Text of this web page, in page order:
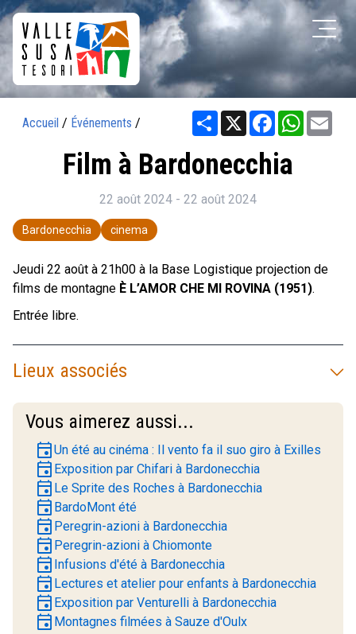
Accueil / Événements / Share X Facebook
Film à Bardonecchia
22 août 2024 - 22 août 2024
Bardonecchia cinema
Jeudi 22 août à 21h00 à la Base Logistique projection de
films de montagne È L’AMOR CHE MI ROVINA (1951).
Entrée libre.
Lieux associés
Vous aimerez aussi...
eventUn été au cinéma : Il vento fa il suo giro à Exilles
event Exposition par Chifari à Bardonecchia
event Le Sprite des Roches à Bardonecchia
event BardoMont été
event Peregrin-azioni à Bardonecchia
event Peregrin-azioni à Chiomonte
event Infusions d'été à Bardonecchia
event Lectures et atelier pour enfants à Bardonecchia
event Exposition par Venturelli à Bardonecchia
event Montagnes filmées à Sauze d'Oulx